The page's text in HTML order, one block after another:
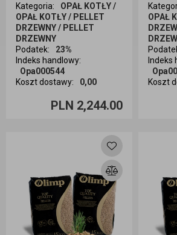
Kategoria:
OPAŁ KOTŁY /
OPAŁ KOTŁY / PELLET
DRZEWNY / PELLET
DRZEWNY
Podatek:
23%
Indeks handlowy:
Opa000544
Koszt dostawy: 0,00
PLN 2,244.00
Ilość sztuk
OPAŁ
Indeks
Koszt